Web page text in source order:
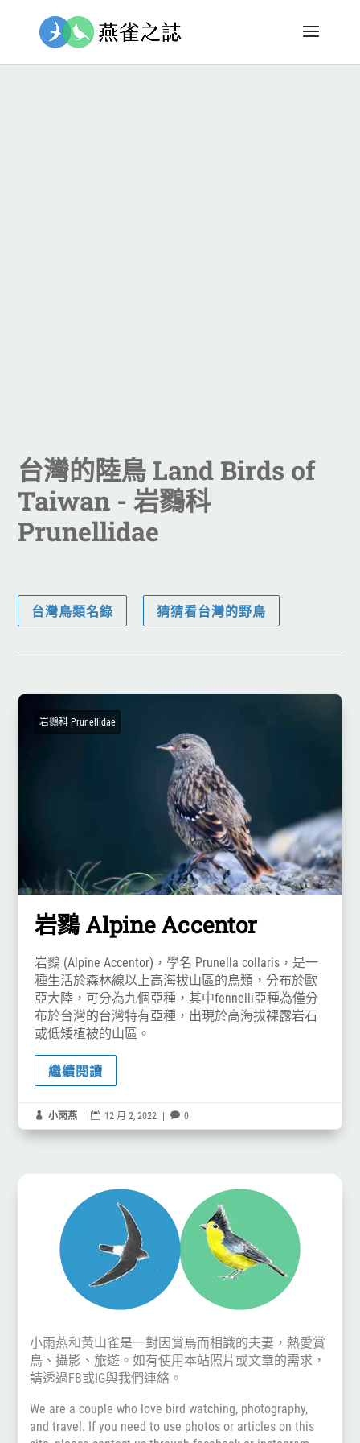
台灣的陸鳥 Land Birds of
Taiwan - 岩鷚科
Prunellidae
台灣鳥類名錄 猜猜看台灣的野鳥
岩鷚科 Prunellidae
岩鷚 Alpine Accentor
岩鷚 (Alpine Accentor)，學名 Prunella collaris，是一
種生活於森林線以上高海拔山區的鳥類，分布於歐
亞大陸，可分為九個亞種，其中fennelli亞種為僅分
布於台灣的台灣特有亞種，出現於高海拔裸露岩石
或低矮植被的山區。
繼續閱讀
 小雨燕  12 月 2, 2022  0
小雨燕和黃山雀是一對因賞鳥而相識的夫妻，熱愛賞
鳥、攝影、旅遊。如有使用本站照片或文章的需求，
請透過FB或IG與我們連絡。
We are a couple who love bird watching, photography,
and travel. If you need to use photos or articles on this